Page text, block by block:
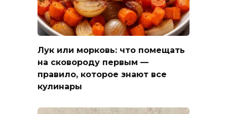
Лук или морковь: что помещать
на сковороду первым —
правило, которое знают все
кулинары